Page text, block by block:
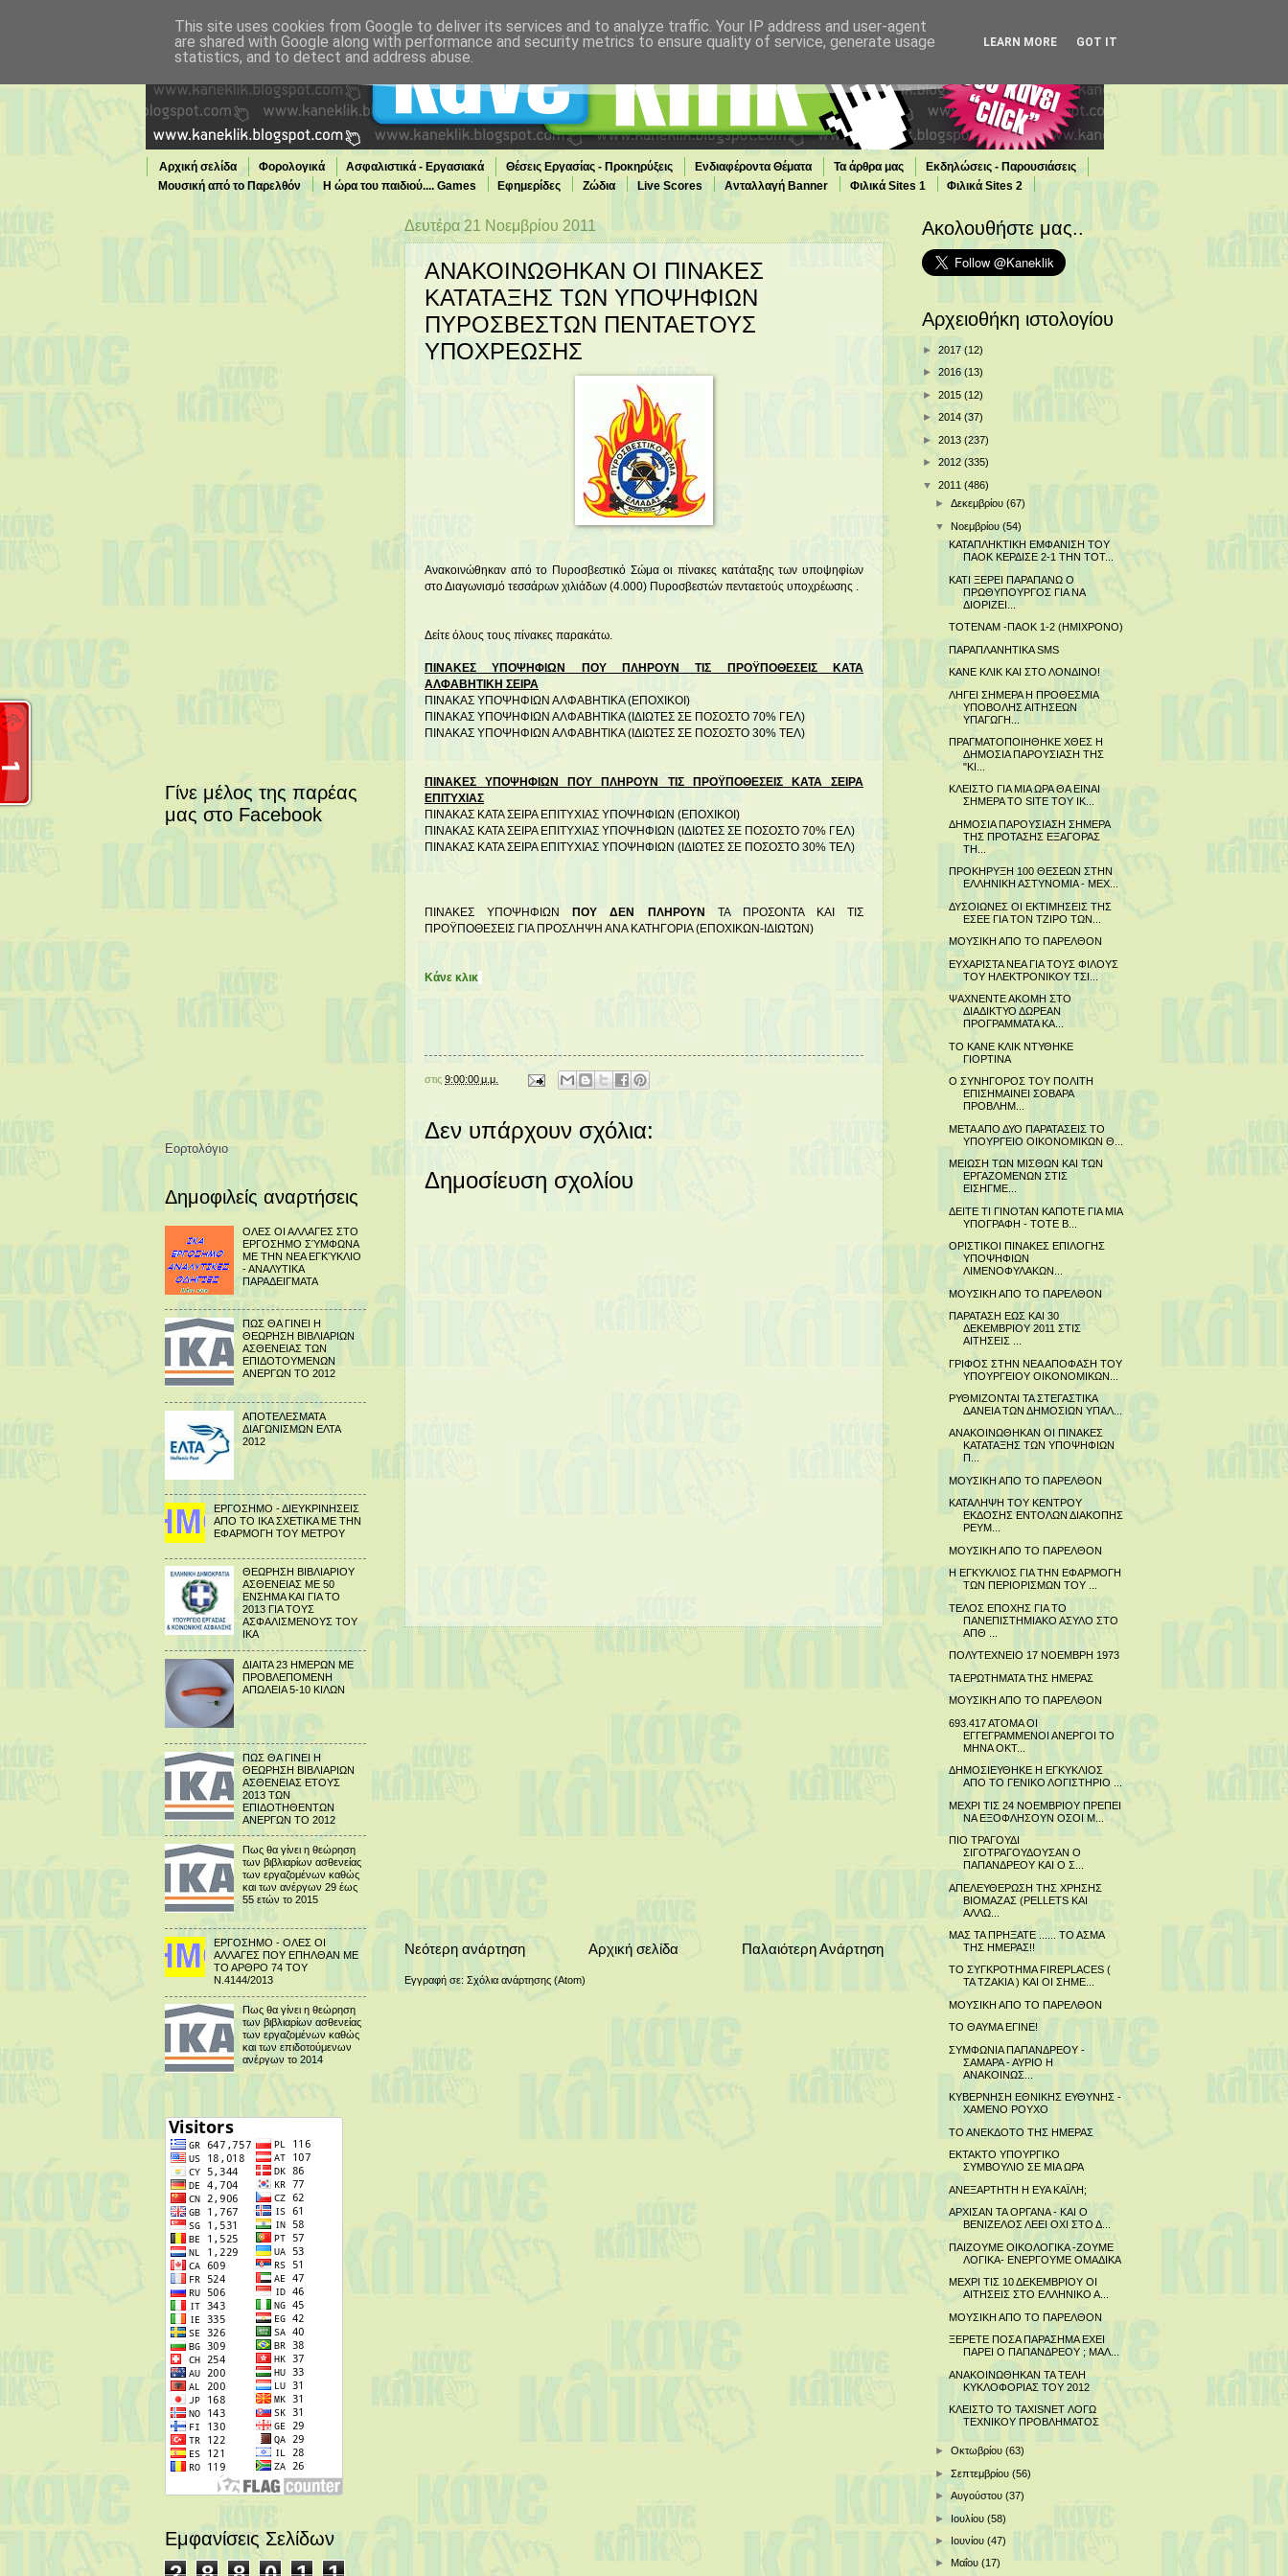
Αρχική σελίδα Φορολογικά Ασφαλιστικά - Εργασιακά Θέσεις Εργασίας - Προκηρύξεις Ενδιαφέροντα Θέματα Τα άρθρα μας
Εκδηλώσεις - Παρουσιάσεις
Μουσική από το Παρελθόν
Η ώρα του παιδιού.... Games Εφημερίδες Ζώδια Live Scores Ανταλλαγή Banner Φιλικά Sites 1
Φιλικά Sites 2
Δευτέρα 21 Νοεμβρίου 2011
ΑΝΑΚΟΙΝΩΘΗΚΑΝ ΟΙ ΠΙΝΑΚΕΣ
ΚΑΤΑΤΑΞΗΣ ΤΩΝ ΥΠΟΨΗΦΙΩΝ
ΠΥΡΟΣΒΕΣΤΩΝ ΠΕΝΤΑΕΤΟΥΣ
ΥΠΟΧΡΕΩΣΗΣ
Ανακοινώθηκαν από το Πυροσβεστικό Σώμα οι πίνακες κατάταξης των υποψηφίων
στο Διαγωνισμό τεσσάρων χιλιάδων (4.000) Πυροσβεστών πενταετούς υποχρέωσης .
Δείτε όλους τους πίνακες παρακάτω.
ΠΙΝΑΚΕΣ ΥΠΟΨΗΦΙΩΝ ΠΟΥ ΠΛΗΡΟΥΝ ΤΙΣ ΠΡΟΫΠΟΘΕΣΕΙΣ ΚΑΤΑ
ΑΛΦΑΒΗΤΙΚΗ ΣΕΙΡΑ
ΠΙΝΑΚΑΣ ΥΠΟΨΗΦΙΩΝ ΑΛΦΑΒΗΤΙΚΑ (ΕΠΟΧΙΚΟΙ)
ΠΙΝΑΚΑΣ ΥΠΟΨΗΦΙΩΝ ΑΛΦΑΒΗΤΙΚΑ (ΙΔΙΩΤΕΣ ΣΕ ΠΟΣΟΣΤΟ 70% ΓΕΛ)
ΠΙΝΑΚΑΣ ΥΠΟΨΗΦΙΩΝ ΑΛΦΑΒΗΤΙΚΑ (ΙΔΙΩΤΕΣ ΣΕ ΠΟΣΟΣΤΟ 30% ΤΕΛ)
ΠΙΝΑΚΕΣ ΥΠΟΨΗΦΙΩΝ ΠΟΥ ΠΛΗΡΟΥΝ ΤΙΣ ΠΡΟΫΠΟΘΕΣΕΙΣ ΚΑΤΑ ΣΕΙΡΑ
ΕΠΙΤΥΧΙΑΣ
ΠΙΝΑΚΑΣ ΚΑΤΑ ΣΕΙΡΑ ΕΠΙΤΥΧΙΑΣ ΥΠΟΨΗΦΙΩΝ (ΕΠΟΧΙΚΟΙ)
ΠΙΝΑΚΑΣ ΚΑΤΑ ΣΕΙΡΑ ΕΠΙΤΥΧΙΑΣ ΥΠΟΨΗΦΙΩΝ (ΙΔΙΩΤΕΣ ΣΕ ΠΟΣΟΣΤΟ 70% ΓΕΛ)
ΠΙΝΑΚΑΣ ΚΑΤΑ ΣΕΙΡΑ ΕΠΙΤΥΧΙΑΣ ΥΠΟΨΗΦΙΩΝ (ΙΔΙΩΤΕΣ ΣΕ ΠΟΣΟΣΤΟ 30% ΤΕΛ)
ΠΙΝΑΚΕΣ ΥΠΟΨΗΦΙΩΝ ΠΟΥ ΔΕΝ ΠΛΗΡΟΥΝ
ΤΑ ΠΡΟΣΟΝΤΑ ΚΑΙ ΤΙΣ
ΠΡΟΫΠΟΘΕΣΕΙΣ ΓΙΑ ΠΡΟΣΛΗΨΗ ΑΝΑ ΚΑΤΗΓΟΡΙΑ (ΕΠΟΧΙΚΩΝ-ΙΔΙΩΤΩΝ)
Κάνε κλικ
στις 9:00:00 μ.μ.
Δεν υπάρχουν σχόλια:
Δημοσίευση σχολίου
Νεότερη ανάρτηση Παλαιότερη Ανάρτηση
Αρχική σελίδα
Εγγραφή σε: Σχόλια ανάρτησης (Atom)
Γίνε μέλος της παρέας
μας στο Facebook
Εορτολόγιο
Δημοφιλείς αναρτήσεις
ΟΛΕΣ ΟΙ ΑΛΛΑΓΕΣ ΣΤΟ
ΕΡΓΟΣΗΜΟ ΣΎΜΦΩΝΑ
ΜΕ ΤΗΝ ΝΕΑ ΕΓΚΎΚΛΙΟ
- ΑΝΑΛΥΤΙΚΑ
ΠΑΡΑΔΕΙΓΜΑΤΑ
ΠΩΣ ΘΑ ΓΙΝΕΙ Η
ΘΕΩΡΗΣΗ ΒΙΒΛΙΑΡΙΩΝ
ΑΣΘΕΝΕΙΑΣ ΤΩΝ
ΕΠΙΔΟΤΟΥΜΕΝΩΝ
ΑΝΕΡΓΩΝ ΤΟ 2012
ΑΠΟΤΕΛΕΣΜΑΤΑ
ΔΙΑΓΩΝΙΣΜΩΝ ΕΛΤΑ
2012
ΕΡΓΟΣΗΜΟ - ΔΙΕΥΚΡΙΝΗΣΕΙΣ
ΑΠΟ ΤΟ ΙΚΑ ΣΧΕΤΙΚΑ ΜΕ ΤΗΝ
ΕΦΑΡΜΟΓΗ ΤΟΥ ΜΕΤΡΟΥ
ΘΕΩΡΗΣΗ ΒΙΒΛΙΑΡΙΟΥ
ΑΣΘΕΝΕΙΑΣ ΜΕ 50
ΕΝΣΗΜΑ ΚΑΙ ΓΙΑ ΤΟ
2013 ΓΙΑ ΤΟΥΣ
ΑΣΦΑΛΙΣΜΕΝΟΥΣ ΤΟΥ
ΙΚΑ
ΔΙΑΙΤΑ 23 ΗΜΕΡΩΝ ΜΕ
ΠΡΟΒΛΕΠΟΜΕΝΗ
ΑΠΩΛΕΙΑ 5-10 ΚΙΛΩΝ
ΠΩΣ ΘΑ ΓΙΝΕΙ Η
ΘΕΩΡΗΣΗ ΒΙΒΛΙΑΡΙΩΝ
ΑΣΘΕΝΕΙΑΣ ΕΤΟΥΣ
2013 ΤΩΝ
ΕΠΙΔΟΤΗΘΕΝΤΩΝ
ΑΝΕΡΓΩΝ ΤΟ 2012
Πως θα γίνει η θεώρηση
των βιβλιαρίων ασθενείας
των εργαζομένων καθώς
και των ανέργων 29 έως
55 ετών το 2015
ΕΡΓΟΣΗΜΟ - ΟΛΕΣ ΟΙ
ΑΛΛΑΓΕΣ ΠΟΥ ΕΠΗΛΘΑΝ ΜΕ
ΤΟ ΑΡΘΡΟ 74 ΤΟΥ
Ν.4144/2013
Πως θα γίνει η θεώρηση
των βιβλιαρίων ασθενείας
των εργαζομένων καθώς
και των επιδοτούμενων
ανέργων το 2014
Εμφανίσεις Σελίδων
Ακολουθήστε μας..
Αρχειοθήκη ιστολογίου
► 2017 (12)
► 2016 (13)
► 2015 (12)
► 2014 (37)
► 2013 (237)
► 2012 (335)
▼ 2011 (486)
►Δεκεμβρίου(67)
▼ Νοεμβρίου(54)
ΚΑΤΑΠΛΗΚΤΙΚΗ ΕΜΦΑΝΙΣΗ ΤΟΥ
ΠΑΟΚ ΚΕΡΔΙΣΕ 2-1 ΤΗΝ ΤΟΤ...
ΚΑΤΙ ΞΕΡΕΙ ΠΑΡΑΠΑΝΩ Ο
ΠΡΩΘΥΠΟΥΡΓΟΣ ΓΙΑ ΝΑ
ΔΙΟΡΙΖΕΙ...
ΤΟΤΕΝΑΜ -ΠΑΟΚ 1-2 (ΗΜΙΧΡΟΝΟ)
ΠΑΡΑΠΛΑΝΗΤΙΚΑ SMS
ΚΑΝΕ ΚΛΙΚ ΚΑΙ ΣΤΟ ΛΟΝΔΙΝΟ!
ΛΗΓΕΙ ΣΗΜΕΡΑ Η ΠΡΟΘΕΣΜΙΑ
ΥΠΟΒΟΛΗΣ ΑΙΤΗΣΕΩΝ
ΥΠΑΓΩΓΗ...
ΠΡΑΓΜΑΤΟΠΟΙΗΘΗΚΕ ΧΘΕΣ Η
ΔΗΜΟΣΙΑ ΠΑΡΟΥΣΙΑΣΗ ΤΗΣ
"ΚΙ...
ΚΛΕΙΣΤΟ ΓΙΑ ΜΙΑ ΩΡΑ ΘΑ ΕΙΝΑΙ
ΣΗΜΕΡΑ ΤΟ SITE ΤΟΥ ΙΚ...
ΔΗΜΟΣΙΑ ΠΑΡΟΥΣΙΑΣΗ ΣΗΜΕΡΑ
ΤΗΣ ΠΡΟΤΑΣΗΣ ΕΞΑΓΟΡΑΣ
ΤΗ...
ΠΡΟΚΗΡΥΞΗ 100 ΘΕΣΕΩΝ ΣΤΗΝ
ΕΛΛΗΝΙΚΗ ΑΣΤΥΝΟΜΙΑ - ΜΕΧ...
ΔΥΣΟΙΩΝΕΣ ΟΙ ΕΚΤΙΜΗΣΕΙΣ ΤΗΣ
ΕΣΕΕ ΓΙΑ ΤΟΝ ΤΖΙΡΟ ΤΩΝ...
ΜΟΥΣΙΚΗ ΑΠΟ ΤΟ ΠΑΡΕΛΘΟΝ
ΕΥΧΑΡΙΣΤΑ ΝΕΑ ΓΙΑ ΤΟΥΣ ΦΙΛΟΥΣ
ΤΟΥ ΗΛΕΚΤΡΟΝΙΚΟΥ ΤΣΙ...
ΨΑΧΝΕΝΤΕ ΑΚΟΜΗ ΣΤΟ
ΔΙΑΔΙΚΤΥΟ ΔΩΡΕΑΝ
ΠΡΟΓΡΑΜΜΑΤΑ ΚΑ...
ΤΟ ΚΑΝΕ ΚΛΙΚ ΝΤΥΘΗΚΕ
ΓΙΟΡΤΙΝΑ
Ο ΣΥΝΗΓΟΡΟΣ ΤΟΥ ΠΟΛΙΤΗ
ΕΠΙΣΗΜΑΙΝΕΙ ΣΟΒΑΡΑ
ΠΡΟΒΛΗΜ...
ΜΕΤΑ ΑΠΟ ΔΥΟ ΠΑΡΑΤΑΣΕΙΣ ΤΟ
ΥΠΟΥΡΓΕΙΟ ΟΙΚΟΝΟΜΙΚΩΝ Θ...
ΜΕΙΩΣΗ ΤΩΝ ΜΙΣΘΩΝ ΚΑΙ ΤΩΝ
ΕΡΓΑΖΟΜΕΝΩΝ ΣΤΙΣ
ΕΙΣΗΓΜΕ...
ΔΕΙΤΕ ΤΙ ΓΙΝΟΤΑΝ ΚΑΠΟΤΕ ΓΙΑ ΜΙΑ
ΥΠΟΓΡΑΦΗ - ΤΟΤΕ Β...
ΟΡΙΣΤΙΚΟΙ ΠΙΝΑΚΕΣ ΕΠΙΛΟΓΗΣ
ΥΠΟΨΗΦΙΩΝ
ΛΙΜΕΝΟΦΥΛΑΚΩΝ...
ΜΟΥΣΙΚΗ ΑΠΟ ΤΟ ΠΑΡΕΛΘΟΝ
ΠΑΡΑΤΑΣΗ ΕΩΣ ΚΑΙ 30
ΔΕΚΕΜΒΡΙΟΥ 2011 ΣΤΙΣ
ΑΙΤΗΣΕΙΣ ...
ΓΡΙΦΟΣ ΣΤΗΝ ΝΕΑ ΑΠΟΦΑΣΗ ΤΟΥ
ΥΠΟΥΡΓΕΙΟΥ ΟΙΚΟΝΟΜΙΚΩΝ...
ΡΥΘΜΙΖΟΝΤΑΙ ΤΑ ΣΤΕΓΑΣΤΙΚΑ
ΔΑΝΕΙΑ ΤΩΝ ΔΗΜΟΣΙΩΝ ΥΠΑΛ...
ΑΝΑΚΟΙΝΩΘΗΚΑΝ ΟΙ ΠΙΝΑΚΕΣ
ΚΑΤΑΤΑΞΗΣ ΤΩΝ ΥΠΟΨΗΦΙΩΝ
Π...
ΜΟΥΣΙΚΗ ΑΠΟ ΤΟ ΠΑΡΕΛΘΟΝ
ΚΑΤΑΛΗΨΗ ΤΟΥ ΚΕΝΤΡΟΥ
ΕΚΔΟΣΗΣ ΕΝΤΟΛΩΝ ΔΙΑΚΟΠΗΣ
ΡΕΥΜ...
ΜΟΥΣΙΚΗ ΑΠΟ ΤΟ ΠΑΡΕΛΘΟΝ
Η ΕΓΚΥΚΛΙΟΣ ΓΙΑ ΤΗΝ ΕΦΑΡΜΟΓΗ
ΤΩΝ ΠΕΡΙΟΡΙΣΜΩΝ ΤΟΥ ...
ΤΕΛΟΣ ΕΠΟΧΗΣ ΓΙΑ ΤΟ
ΠΑΝΕΠΙΣΤΗΜΙΑΚΟ ΑΣΥΛΟ ΣΤΟ
ΑΠΘ ...
ΠΟΛΥΤΕΧΝΕΙΟ 17 ΝΟΕΜΒΡΗ 1973
ΤΑ ΕΡΩΤΗΜΑΤΑ ΤΗΣ ΗΜΕΡΑΣ
ΜΟΥΣΙΚΗ ΑΠΟ ΤΟ ΠΑΡΕΛΘΟΝ
693.417 ΑΤΟΜΑ ΟΙ
ΕΓΓΕΓΡΑΜΜΕΝΟΙ ΑΝΕΡΓΟΙ ΤΟ
ΜΗΝΑ ΟΚΤ...
ΔΗΜΟΣΙΕΥΘΗΚΕ Η ΕΓΚΥΚΛΙΟΣ
ΑΠΟ ΤΟ ΓΕΝΙΚΟ ΛΟΓΙΣΤΗΡΙΟ ...
ΜΕΧΡΙ ΤΙΣ 24 ΝΟΕΜΒΡΙΟΥ ΠΡΕΠΕΙ
ΝΑ ΕΞΟΦΛΗΣΟΥΝ ΟΣΟΙ Μ...
ΠΙΟ ΤΡΑΓΟΥΔΙ
ΣΙΓΟΤΡΑΓΟΥΔΟΥΣΑΝ Ο
ΠΑΠΑΝΔΡΕΟΥ ΚΑΙ Ο Σ...
ΑΠΕΛΕΥΘΕΡΩΣΗ ΤΗΣ ΧΡΗΣΗΣ
ΒΙΟΜΑΖΑΣ (PELLETS ΚΑΙ
ΑΛΛΩ...
ΜΑΣ ΤΑ ΠΡΗΞΑΤΕ ...... ΤΟ ΑΣΜΑ
ΤΗΣ ΗΜΕΡΑΣ!!
ΤΟ ΣΥΓΚΡΟΤΗΜΑ FIREPLACES (
ΤΑ ΤΖΑΚΙΑ ) ΚΑΙ ΟΙ ΣΗΜΕ...
ΜΟΥΣΙΚΗ ΑΠΟ ΤΟ ΠΑΡΕΛΘΟΝ
ΤΟ ΘΑΥΜΑ ΕΓΙΝΕ!
ΣΥΜΦΩΝΙΑ ΠΑΠΑΝΔΡΕΟΥ -
ΣΑΜΑΡΑ - ΑΥΡΙΟ Η
ΑΝΑΚΟΙΝΩΣ...
ΚΥΒΕΡΝΗΣΗ ΕΘΝΙΚΗΣ ΕΥΘΥΝΗΣ -
ΧΑΜΕΝΟ ΡΟΥΧΟ
ΤΟ ΑΝΕΚΔΟΤΟ ΤΗΣ ΗΜΕΡΑΣ
ΕΚΤΑΚΤΟ ΥΠΟΥΡΓΙΚΟ
ΣΥΜΒΟΥΛΙΟ ΣΕ ΜΙΑ ΩΡΑ
ΑΝΕΞΑΡΤΗΤΗ Η ΕΥΑ ΚΑΪΛΗ;
ΑΡΧΙΣΑΝ ΤΑ ΟΡΓΑΝΑ - ΚΑΙ Ο
ΒΕΝΙΖΕΛΟΣ ΛΕΕΙ ΟΧΙ ΣΤΟ Δ...
ΠΑΙΖΟΥΜΕ ΟΙΚΟΛΟΓΙΚΑ -ΖΟΥΜΕ
ΛΟΓΙΚΑ- ΕΝΕΡΓΟΥΜΕ ΟΜΑΔΙΚΑ
ΜΕΧΡΙ ΤΙΣ 10 ΔΕΚΕΜΒΡΙΟΥ ΟΙ
ΑΙΤΗΣΕΙΣ ΣΤΟ ΕΛΛΗΝΙΚΟ Α...
ΜΟΥΣΙΚΗ ΑΠΟ ΤΟ ΠΑΡΕΛΘΟΝ
ΞΕΡΕΤΕ ΠΟΣΑ ΠΑΡΑΣΗΜΑ ΕΧΕΙ
ΠΑΡΕΙ Ο ΠΑΠΑΝΔΡΕΟΥ ; ΜΑΛ...
ΑΝΑΚΟΙΝΩΘΗΚΑΝ ΤΑ ΤΕΛΗ
ΚΥΚΛΟΦΟΡΙΑΣ ΤΟΥ 2012
ΚΛΕΙΣΤΟ ΤΟ TAXISNET ΛΟΓΩ
ΤΕΧΝΙΚΟΥ ΠΡΟΒΛΗΜΑΤΟΣ
►Οκτωβρίου(63)
►Σεπτεμβρίου(56)
►Αυγούστου(37)
►Ιουλίου(58)
► Ιουνίου(47)
► Μαΐου(17)
This site uses cookies from Google to deliver its services and to analyze traffic. Your IP address and user-agent
are shared with Google along with performance and security metrics to ensure quality of service, generate usage
statistics, and to detect and address abuse.
LEARN MORE GOT IT